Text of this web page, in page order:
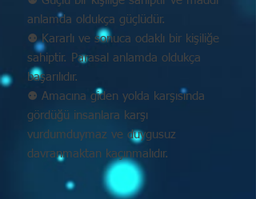
anlamda oldukça güçlüdür.
⚉ Kararlı ve sonuca odaklı bir kişiliğe
sahiptir. Parasal anlamda oldukça
başarılıdır.
⚉ Amacına giden yolda karşısında
gördüğü insanlara karşı
vurdumduymaz ve duygusuz
davranmaktan kaçınmalıdır.